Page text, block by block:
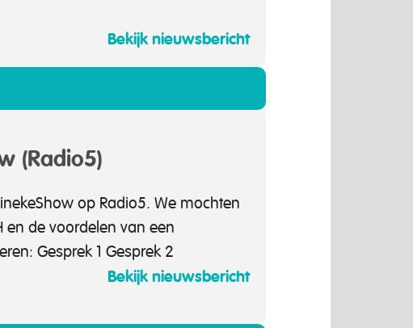
Bekijk nieuwsbericht
(Radio5)
op Radio5. We mochten
en de voordelen van een
Gesprek 1 Gesprek 2
Bekijk nieuwsbericht